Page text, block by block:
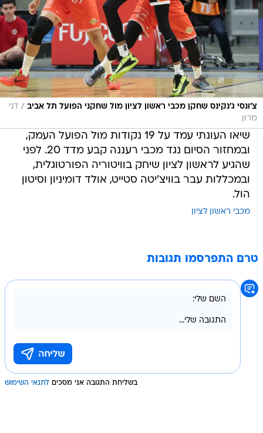
צ'ונסי ג'נקינס שחקן מכבי ראשון לציון מול שחקני הפועל תל אביב / דני
מרון
שיאו העונתי עמד על 19 נקודות מול הפועל העמק,
ובמחזור הסיום נגד מכבי רעננה קבע מדד 20. לפני
שהגיע לראשון לציון שיחק בוויטוריה הפורטוגלית,
ובמכללות עבר בוויצ'יטה סטייט, אולד דומיניון וסיטון
הול.
מכבי ראשון לציון
טרם התפרסמו תגובות
בשליחת התגובה אני מסכים לתנאי השימוש